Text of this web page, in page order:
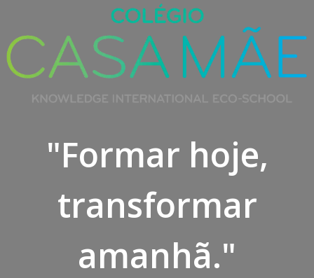
"Formar hoje,
transformar
amanhã."